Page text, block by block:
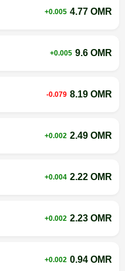
+0.005 4.77 OMR
+0.005 9.6 OMR
-0.079 8.19 OMR
+0.002 2.49 OMR
+0.004 2.22 OMR
+0.002 2.23 OMR
+0.002 0.94 OMR